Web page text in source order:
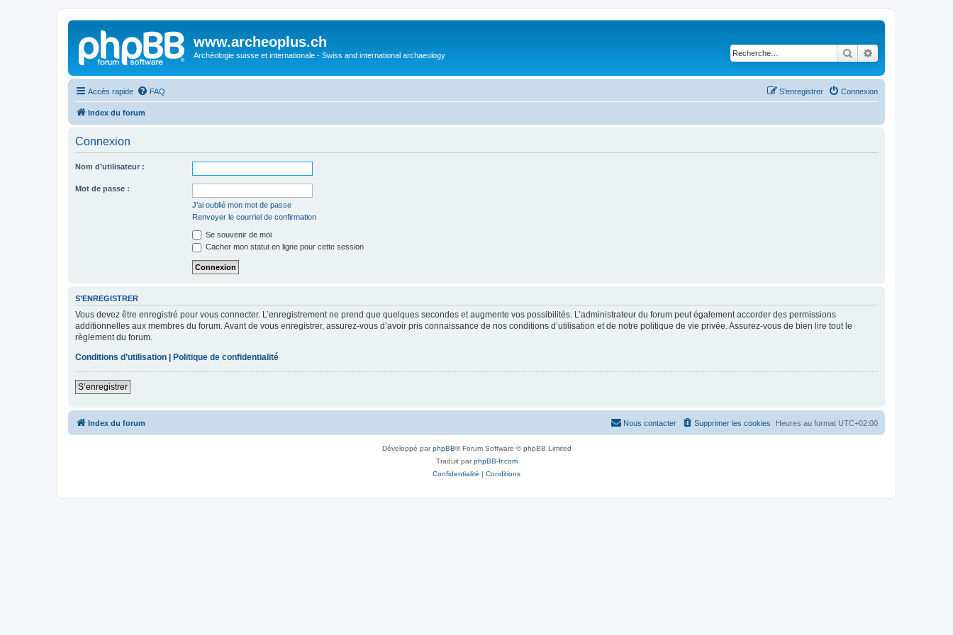
www.archeoplus.ch
Archéologie suisse et internationale - Swiss and international archaeology Rechercher
Accès rapide FAQ Connexion
S’enregistrer
Index du forum
Connexion
Nom d’utilisateur :
Mot de passe :
J’ai oublié mon mot de passe
Renvoyer le courriel de confirmation
Se souvenir de moi
Cacher mon statut en ligne pour cette session
S’ENREGISTRER
Vous devez être enregistré pour vous connecter. L’enregistrement ne prend que quelques secondes et augmente vos possibilités. L’administrateur du forum peut également accorder des permissions
additionnelles aux membres du forum. Avant de vous enregistrer, assurez-vous d’avoir pris connaissance de nos conditions d’utilisation et de notre politique de vie privée. Assurez-vous de bien lire tout le
règlement du forum.
Conditions d’utilisation
Politique de confidentialité
S’enregistrer
Index du forum Heures au format UTC+02:00
Supprimer les cookies
Nous contacter
Développé parphpBB® Forum Software © phpBB Limited
Traduit parphpBB-fr.com
Confidentialité | Conditions